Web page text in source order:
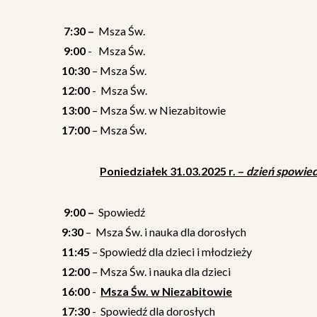
7:30 – Msza Św.
9:00 - Msza Św.
10:30 – Msza Św.
12:00 - Msza Św.
13:00 – Msza Św. w Niezabitowie
17:00 – Msza Św.
Poniedziałek 31.03.2025 r. – dzień
9:00 – Spowiedź
9:30 – Msza Św. i nauka dla dorosłych
11:45 – Spowiedź dla dzieci i młodzieży
12:00 – Msza Św. i nauka dla dzieci
16:00 - Msza Św. w Niezabitowie
17:30 - Spowiedź dla dorosłych